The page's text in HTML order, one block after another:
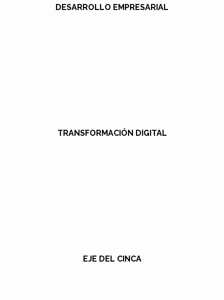
DESARROLLO EMPRESARIAL
TRANSFORMACIÓN DIGITAL
EJE DEL CINCA